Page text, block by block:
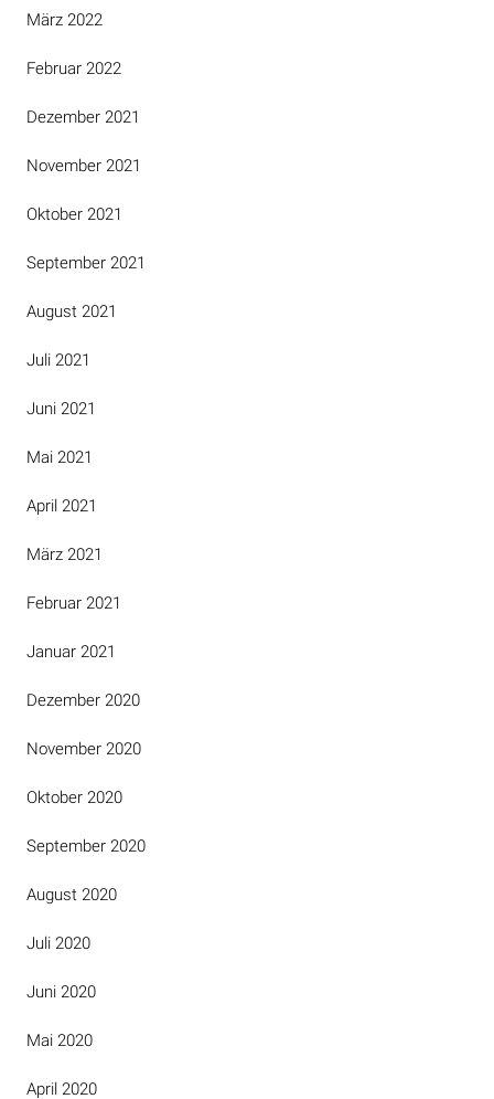
März 2022
Februar 2022
Dezember 2021
November 2021
Oktober 2021
September 2021
August 2021
Juli 2021
Juni 2021
Mai 2021
April 2021
März 2021
Februar 2021
Januar 2021
Dezember 2020
November 2020
Oktober 2020
September 2020
August 2020
Juli 2020
Juni 2020
Mai 2020
April 2020